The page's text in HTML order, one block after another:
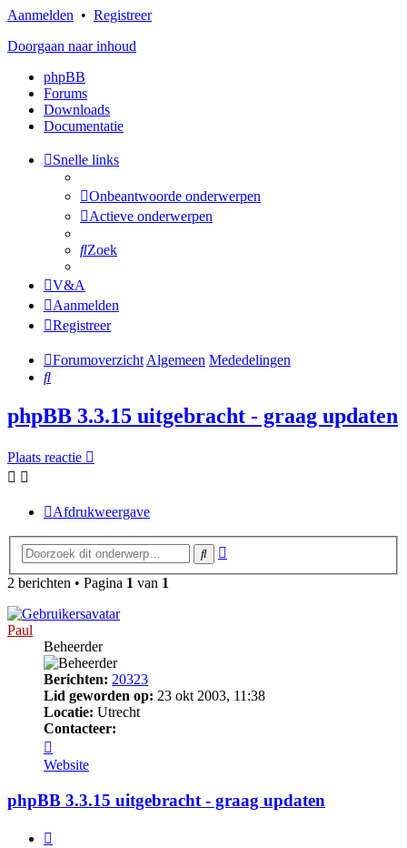
Aanmelden • Registreer
Doorgaan naar inhoud
phpBB
Forums
Downloads
Documentatie
Snelle links
Onbeantwoorde onderwerpen
Actieve onderwerpen
Zoek
V&A
Aanmelden
Registreer
Forumoverzicht Algemeen Mededelingen
Zoek
phpBB 3.3.15 uitgebracht - graag updaten
Plaats reactie
Afdrukweergave
Zoek
2 berichten • Pagina 1 van 1
Paul
Beheerder
Berichten: 20323
Lid geworden op: 23 okt 2003, 11:38
Locatie: Utrecht
Contacteer:
Paul
Website
phpBB 3.3.15 uitgebracht - graag updaten